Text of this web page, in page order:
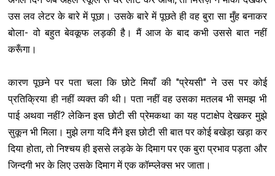
उस लव लेटर के बारे में पूछा। उसके बारे में पूछते ही वह बुरा सा मुँह बनाकर
बोला- वो बहुत बेवकूफ लड़की है। मैं आज के बाद कभी उससे बात नहीं
करूँगा।
कारण पूछने पर पता चला कि छोटे मियाँ की "प्रेयसी" ने उस पर कोई
प्रतिक्रिया ही नहीं व्यक्त की थी। पता नहीं वह उसका मतलब भी समझ भी
पाई अथवा नहीं? लेकिन इस छोटी सी प्रेमकथा का यह पटाक्षेप देखकर मुझे
सुकून भी मिला। मुझे लगा यदि मैंने इस छोटी सी बात पर कोई बखेड़ा खड़ा कर
दिया होता, तो निश्चय ही इससे लड़के के दिमाग पर एक बुरा प्रभाव पड़ता और
जिन्दगी भर के लिए उसके दिमाग में एक कॉम्प्लेक्स भर जाता।